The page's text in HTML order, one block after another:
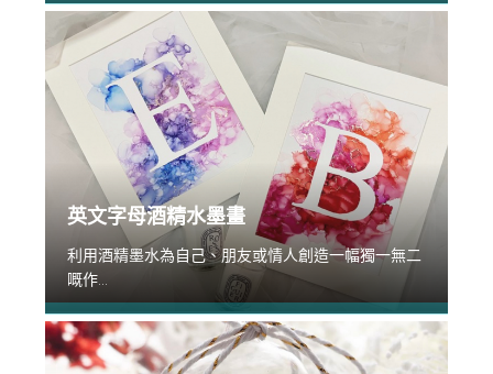
英文字母酒精水墨畫
利用酒精墨水為自己、朋友或情人創造一幅獨一無二
嘅作...